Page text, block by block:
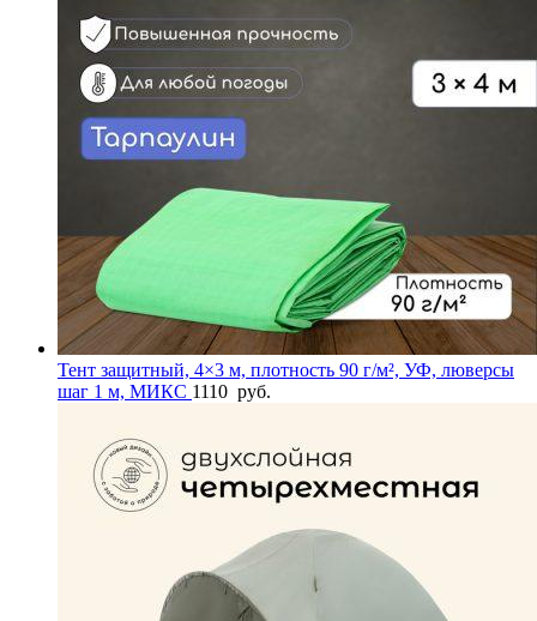
Тент защитный, 4×3 м, плотность 90 г/м², УФ, люверсы
шаг 1 м, МИКС 1110 руб.